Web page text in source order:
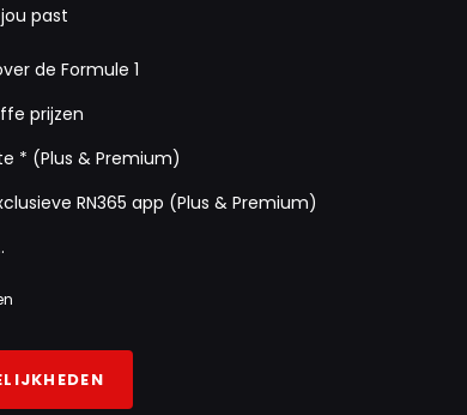
past
de Formule 1
prijzen
* (Plus & Premium)
RN365 app (Plus & Premium)